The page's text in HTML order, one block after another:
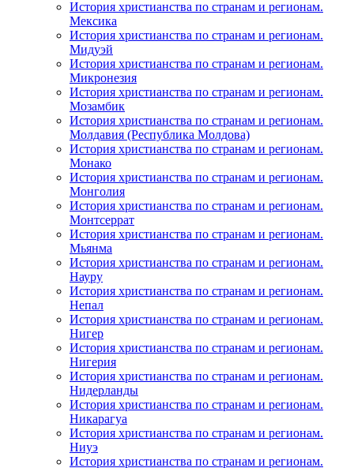
История христианства по странам и регионам.
Мексика
История христианства по странам и регионам.
Мидуэй
История христианства по странам и регионам.
Микронезия
История христианства по странам и регионам.
Мозамбик
История христианства по странам и регионам.
Молдавия (Республика Молдова)
История христианства по странам и регионам.
Монако
История христианства по странам и регионам.
Монголия
История христианства по странам и регионам.
Монтсеррат
История христианства по странам и регионам.
Мьянма
История христианства по странам и регионам.
Науру
История христианства по странам и регионам.
Непал
История христианства по странам и регионам.
Нигер
История христианства по странам и регионам.
Нигерия
История христианства по странам и регионам.
Нидерланды
История христианства по странам и регионам.
Никарагуа
История христианства по странам и регионам.
Ниуэ
История христианства по странам и регионам.